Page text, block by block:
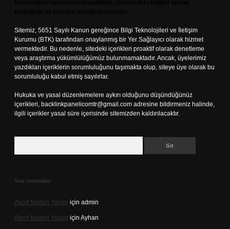
Sitemiz, 5651 Sayılı Kanun gereğince Bilgi Teknolojileri ve İletişim
Kurumu (BTK) tarafından onaylanmış bir Yer Sağlayıcı olarak hizmet
vermektedir. Bu nedenle, sitedeki içerikleri proaktif olarak denetleme
veya araştırma yükümlülüğümüz bulunmamaktadır. Ancak, üyelerimiz
yazdıkları içeriklerin sorumluluğunu taşımakta olup, siteye üye olarak bu
sorumluluğu kabul etmiş sayılırlar.
Hukuka ve yasal düzenlemelere aykırı olduğunu düşündüğünüz
içerikleri, backlinkpanelicomtr@gmail.com adresine bildirmeniz halinde,
ilgili içerikler yasal süre içerisinde sitemizden kaldırılacaktır.
Son yorumlar
Akort Neden Yapılır için admin
Akort Neden Yapılır için Ayhan